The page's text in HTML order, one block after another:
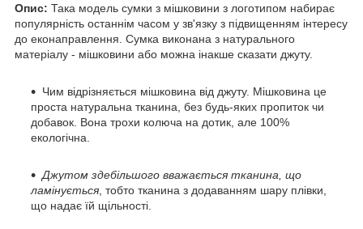
Опис: Така модель сумки з мішковини з логотипом набирає
популярність останнім часом у зв'язку з підвищенням інтересу
до еконаправлення. Сумка виконана з натурального
матеріалу - мішковини або можна інакше сказати джуту.
Чим відрізняється мішковина від джуту. Мішковина це
проста натуральна тканина, без будь-яких пропиток чи
добавок. Вона трохи колюча на дотик, але 100%
екологічна.
Джутом здебільшого вважається тканина, що
ламінується , тобто тканина з додаванням шару плівки,
що надає їй щільності.